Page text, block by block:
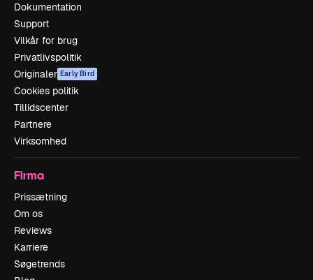
Dokumentation
Support
Vilkår for brug
Privatlivspolitik
Originaler Early Bird
Cookies politik
Tillidscenter
Partnere
Virksomhed
Firma
Prissætning
Om os
Reviews
Karriere
Søgetrends